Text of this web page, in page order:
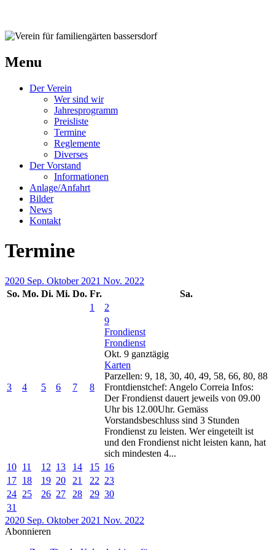
Menu
Der Verein
Wer sind wir
Jahresprogramm
Preisliste
Termine
Reglemente
Diverses
Der Vorstand
Informationen
Anlage/Anfahrt
Bilder
News
Kontakt
Termine
2020 Sep. Oktober 2021 Nov. 2022
So. Mo. Di. Mi. Do. Fr.
Sa.
1
2
3 4 5 6 7 8
9
Frondienst
Frondienst
Okt. 9 ganztägig
Karten
Parzellen: 9, 18, 30, 40, 49, 58, 66, 80, 88
Frontdienstchef: Angelo Correia Infos:
Der Frondienst dauert jeweils von 09.00
Uhr bis 12.00Uhr. Gemäss
Vorstandsbeschluss sind 3 Stunden
Frondienst zu leisten. Wer eingeteilt ist
und den Frondienst nicht leisten kann, hat
sich mindesten 4...
10 11 12 13 14 15 16
17 18 19 20 21 22 23
24 25 26 27 28 29 30
31
2020 Sep. Oktober 2021 Nov. 2022
Abonnieren